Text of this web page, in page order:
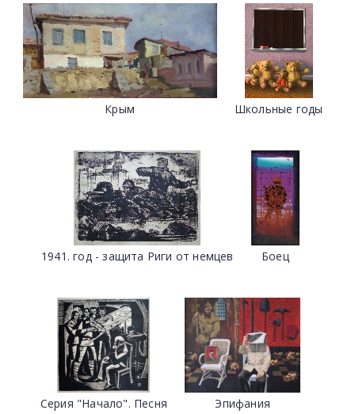
Крым Школьные годы
1941. год - защита Риги от немцев Боец
Серия "Начало". Песня Эпифания